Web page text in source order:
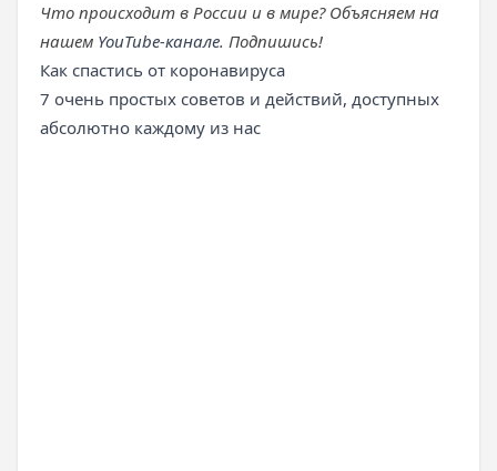
Что происходит в России и в мире? Объясняем на
нашем YouTube-канале. Подпишись!
Как спастись от коронавируса
7 очень простых советов и действий, доступных
абсолютно каждому из нас